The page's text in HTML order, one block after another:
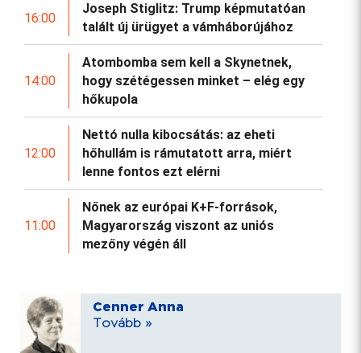
16:00
Joseph Stiglitz: Trump képmutatóan
talált új ürügyet a vámháborújához
14:00
Atombomba sem kell a Skynetnek,
hogy szétégessen minket – elég egy
hőkupola
12:00
Nettó nulla kibocsátás: az eheti
hőhullám is rámutatott arra, miért
lenne fontos ezt elérni
11:00
Nőnek az európai K+F-források,
Magyarország viszont az uniós
mezőny végén áll
Cenner Anna
Tovább »